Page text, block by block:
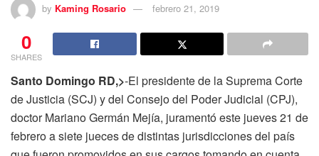
by Kaming Rosario febrero 21, 2019
0
SHARES
Santo Domingo RD,>-El presidente de la Suprema Corte
de Justicia (SCJ) y del Consejo del Poder Judicial (CPJ),
doctor Mariano Germán Mejía, juramentó este jueves 21 de
febrero a siete jueces de distintas jurisdicciones del país